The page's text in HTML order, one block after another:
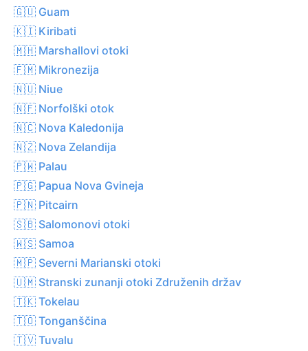
🇬🇺 Guam
🇰🇮 Kiribati
🇲🇭 Marshallovi otoki
🇫🇲 Mikronezija
🇳🇺 Niue
🇳🇫 Norfolški otok
🇳🇨 Nova Kaledonija
🇳🇿 Nova Zelandija
🇵🇼 Palau
🇵🇬 Papua Nova Gvineja
🇵🇳 Pitcairn
🇸🇧 Salomonovi otoki
🇼🇸 Samoa
🇲🇵 Severni Marianski otoki
🇺🇲 Stranski zunanji otoki Združenih držav
🇹🇰 Tokelau
🇹🇴 Tonganščina
🇹🇻 Tuvalu